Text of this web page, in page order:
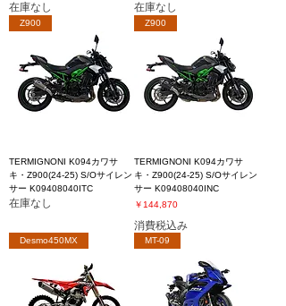
在庫なし 在庫なし
Z900
TERMIGNONI K094カワサ
キ・Z900(24-25) S/Oサイレン
サー K09408040ITC
在庫なし
Z900
TERMIGNONI K094カワサ
キ・Z900(24-25) S/Oサイレン
サー K09408040INC
価格
￥144,870
消費税込み
Desmo450MX MT-09